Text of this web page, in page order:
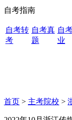
自考指南
自考转
考
自考真
题
自
业
首页 > 主考院校 >